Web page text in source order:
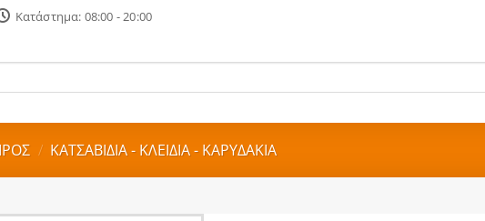
Κατάστημα: 08:00 - 20:00
/ ΚΑΤΣΑΒΙΔΙΑ - ΚΛΕΙΔΙΑ - ΚΑΡΥΔΑΚΙΑ